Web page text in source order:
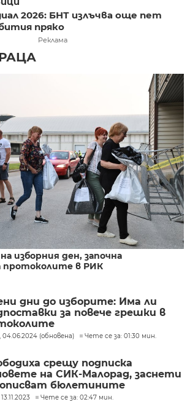
2026: БНТ излъчва още пет
пряко
Реклама
изборния ден, започна
протоколите в РИК
дни до изборите: Има ли
за повече грешки в
04.06.2024 (обновена) Чете се за: 01:30 мин.
срещу подписка
на СИК-Малорад, заснети
бюлетините
Чете се за: 02:47 мин.